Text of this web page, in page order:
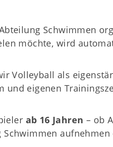
Schwimmen
möchte, wird
Volleyball als
und eigenen
ab 16 Jahren – ob